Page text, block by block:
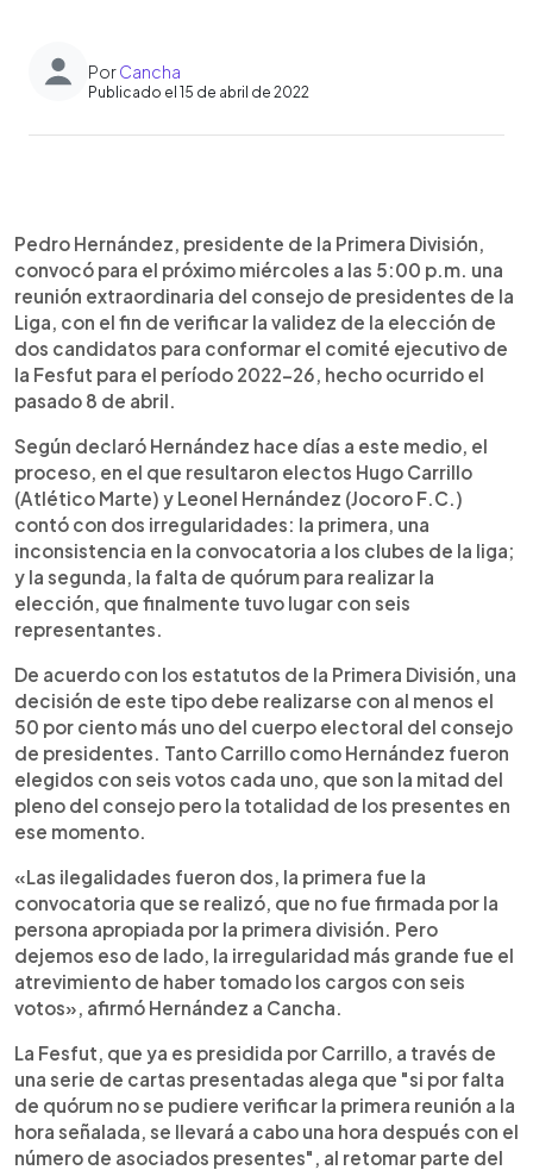
PorCancha
Publicado el 15 de abril de 2022
► Escuchar artículo
Pedro Hernández, presidente de la Primera División,
convocó para el próximo miércoles a las 5:00 p.m. una
reunión extraordinaria del consejo de presidentes de la
Liga, con el fin de verificar la validez de la elección de
dos candidatos para conformar el comité ejecutivo de
la Fesfut para el período 2022-26, hecho ocurrido el
pasado 8 de abril.
Según declaró Hernández hace días a este medio, el
proceso, en el que resultaron electos Hugo Carrillo
(Atlético Marte) y Leonel Hernández (Jocoro F.C.)
contó con dos irregularidades: la primera, una
inconsistencia en la convocatoria a los clubes de la liga;
y la segunda, la falta de quórum para realizar la
elección, que finalmente tuvo lugar con seis
representantes.
De acuerdo con los estatutos de la Primera División, una
decisión de este tipo debe realizarse con al menos el
50 por ciento más uno del cuerpo electoral del consejo
de presidentes. Tanto Carrillo como Hernández fueron
elegidos con seis votos cada uno, que son la mitad del
pleno del consejo pero la totalidad de los presentes en
ese momento.
«Las ilegalidades fueron dos, la primera fue la
convocatoria que se realizó, que no fue firmada por la
persona apropiada por la primera división. Pero
dejemos eso de lado, la irregularidad más grande fue el
atrevimiento de haber tomado los cargos con seis
votos», afirmó Hernández a Cancha.
La Fesfut, que ya es presidida por Carrillo, a través de
una serie de cartas presentadas alega que "si por falta
de quórum no se pudiere verificar la primera reunión a la
hora señalada, se llevará a cabo una hora después con el
número de asociados presentes", al retomar parte del